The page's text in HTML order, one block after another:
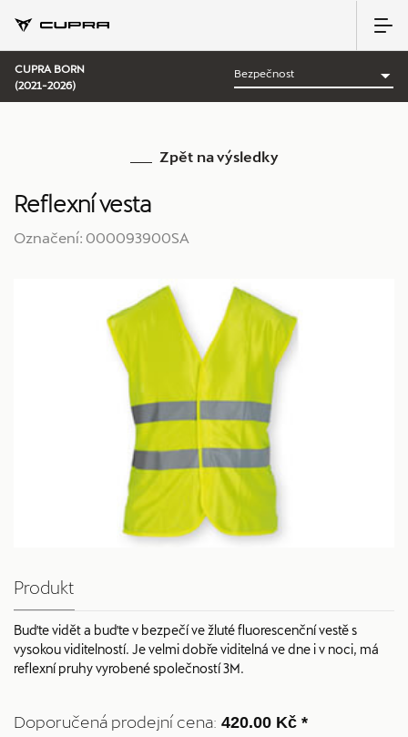
CUPRA BORN
(2021-2026)
Zpět na výsledky
Reflexní vesta
Označení: 000093900SA
Produkt
Buďte vidět a buďte v bezpečí ve žluté fluorescenční vestě s
vysokou viditelností. Je velmi dobře viditelná ve dne i v noci, má
reflexní pruhy vyrobené společností 3M.
Doporučená prodejní cena: 420.00 Kč *